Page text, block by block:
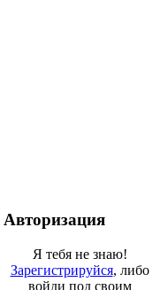
Авторизация
Я тебя не знаю!
Зарегистрируйся, либо
войди под своим